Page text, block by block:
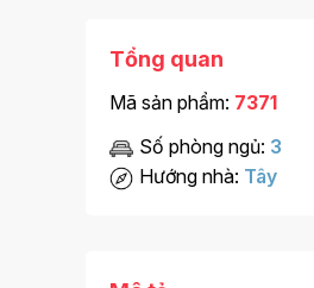
Tổng quan
Mã sản phẩm: 7371
Số phòng ngủ: 3
Hướng nhà: Tây